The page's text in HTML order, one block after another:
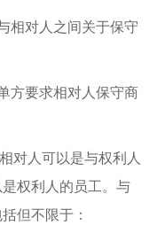
对人之间关于保守
要求相对人保守商
人可以是与权利人
权利人的员工。与
但不限于：